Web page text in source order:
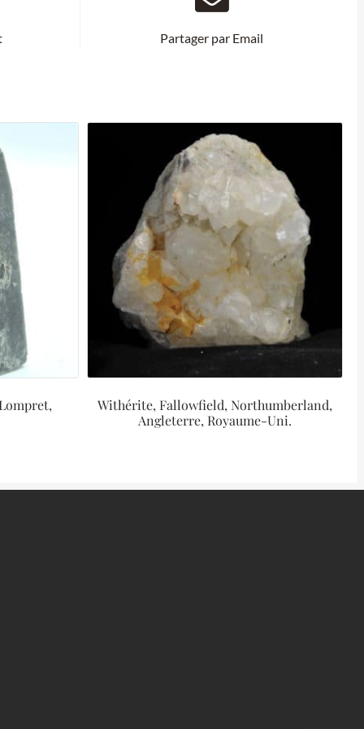
Partager par Email
Withérite, Fallowfield, Northumberland,
Angleterre, Royaume-Uni.